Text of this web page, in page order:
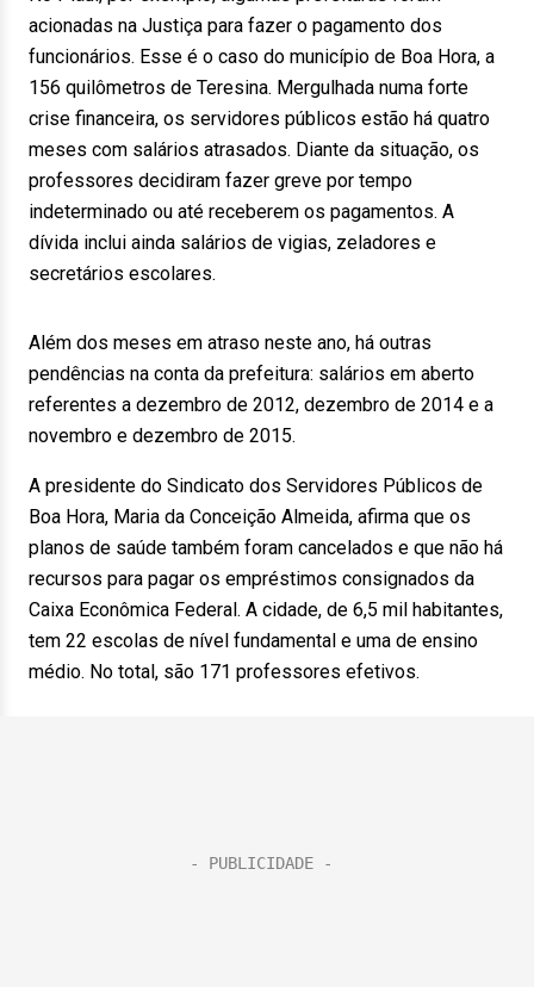
acionadas na Justiça para fazer o pagamento dos
funcionários. Esse é o caso do município de Boa Hora, a
156 quilômetros de Teresina. Mergulhada numa forte
crise financeira, os servidores públicos estão há quatro
meses com salários atrasados. Diante da situação, os
professores decidiram fazer greve por tempo
indeterminado ou até receberem os pagamentos. A
dívida inclui ainda salários de vigias, zeladores e
secretários escolares.
Além dos meses em atraso neste ano, há outras
pendências na conta da prefeitura: salários em aberto
referentes a dezembro de 2012, dezembro de 2014 e a
novembro e dezembro de 2015.
A presidente do Sindicato dos Servidores Públicos de
Boa Hora, Maria da Conceição Almeida, afirma que os
planos de saúde também foram cancelados e que não há
recursos para pagar os empréstimos consignados da
Caixa Econômica Federal. A cidade, de 6,5 mil habitantes,
tem 22 escolas de nível fundamental e uma de ensino
médio. No total, são 171 professores efetivos.